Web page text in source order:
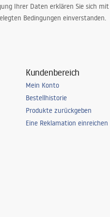
So lässt sich der Raum
leichter und geräumiger wirkt.
die beste Wahl?
und reduziert das Risiko von
und wählen Sie ein Modell, das
Ihrer Daten erklären Sie sich
Bedingungen einverstanden.
Kundenbereich
Mein Konto
Bestellhistorie
Produkte zurückgeben
Eine Reklamation einreichen